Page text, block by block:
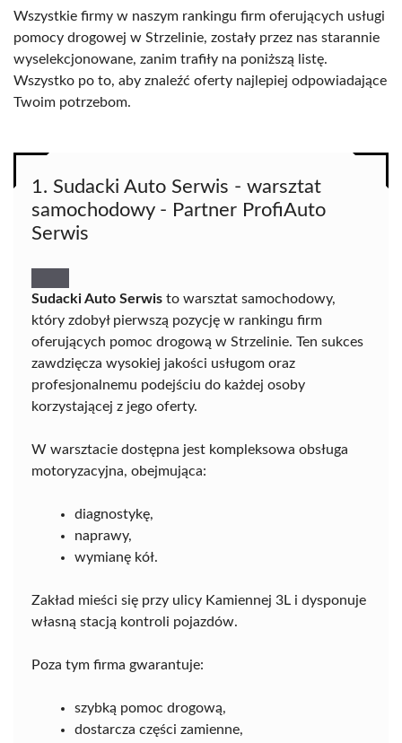
Wszystkie firmy w naszym rankingu firm oferujących usługi
pomocy drogowej w Strzelinie, zostały przez nas starannie
wyselekcjonowane, zanim trafiły na poniższą listę.
Wszystko po to, aby znaleźć oferty najlepiej odpowiadające
Twoim potrzebom.
1. Sudacki Auto Serwis - warsztat
samochodowy - Partner ProfiAuto
Serwis
Sudacki Auto Serwis to warsztat samochodowy,
który zdobył pierwszą pozycję w rankingu firm
oferujących pomoc drogową w Strzelinie. Ten sukces
zawdzięcza wysokiej jakości usługom oraz
profesjonalnemu podejściu do każdej osoby
korzystającej z jego oferty.
W warsztacie dostępna jest kompleksowa obsługa
motoryzacyjna, obejmująca:
diagnostykę,
naprawy,
wymianę kół.
Zakład mieści się przy ulicy Kamiennej 3L i dysponuje
własną stacją kontroli pojazdów.
Poza tym firma gwarantuje:
szybką pomoc drogową,
dostarcza części zamienne,